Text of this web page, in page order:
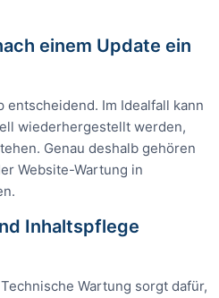
einem Update ein
entscheidend. Im Idealfall kann
wiederhergestellt werden,
Genau deshalb gehören
Website-Wartung in
Inhaltspflege
Wartung sorgt dafür,